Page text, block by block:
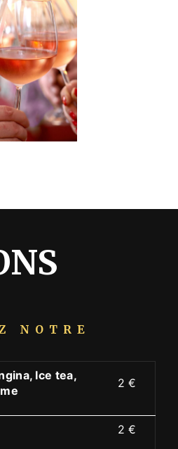
NOTRE
Ice tea,
2 €
2 €